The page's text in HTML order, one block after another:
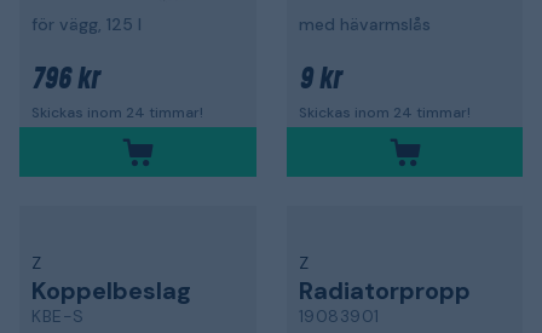
för vägg, 125 l
796 kr
Skickas inom 24 timmar!
med hävarmslås
9 kr
Skickas inom 24 timmar!
Z
Koppelbeslag
KBE-S
Z
Radiatorpropp
19083901